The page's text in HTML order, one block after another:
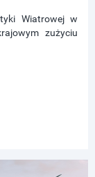
Wiatrowej w
zużyciu